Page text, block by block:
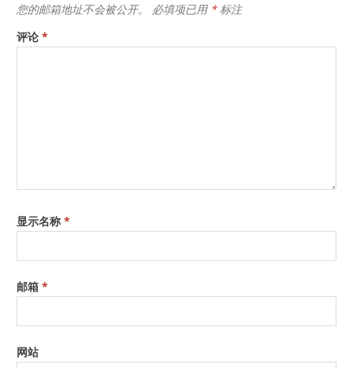
您的邮箱地址不会被公开。 必填项已用 *标注
评论*
显示名称*
邮箱*
网站